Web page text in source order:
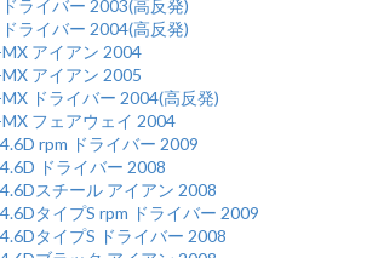
ライバー 2003(高反発)
ライバー 2004(高反発)
アイアン 2004
アイアン 2005
ドライバー 2004(高反発)
フェアウェイ 2004
rpm ドライバー 2009
ドライバー 2008
スチール アイアン 2008
タイプS rpm ドライバー 2009
タイプS ドライバー 2008